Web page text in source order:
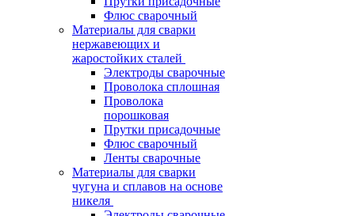
Флюс сварочный
Материалы для сварки
нержавеющих и
жаростойких сталей
Электроды сварочные
Проволока сплошная
Проволока
порошковая
Прутки присадочные
Флюс сварочный
Ленты сварочные
Материалы для сварки
чугуна и сплавов на основе
никеля